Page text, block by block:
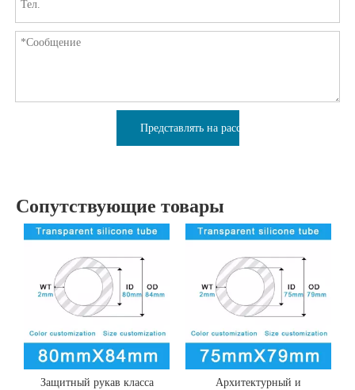
Представлять на рассмотрение
Сопутствующие товары
Защитный рукав класса
Архитектурный и